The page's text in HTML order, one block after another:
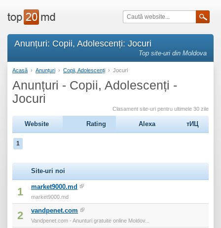
Anunțuri: Copii, Adolescenți: Jocuri
Top site-uri din Moldova
Acasă › Anunțuri › Copii, Adolescenți › Jocuri
Anunțuri - Copii, Adolescenți -
Jocuri
Clasament site-uri pentru ultimele 30 zile
Website Rating Alexa тИЦ
1
Site-uri noi
1 market9000.md
market9000.md
2 vandpenet.com
Vandpenet.com - Anunturi gratuite online Moldov...